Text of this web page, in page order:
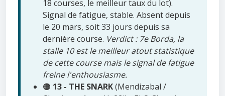
18 courses, le meilleur taux du lot).
Signal de fatigue, stable. Absent depuis
le 20 mars, soit 33 jours depuis sa
dernière course. Verdict : 7e Borda, la
stalle 10 est le meilleur atout statistique
de cette course mais le signal de fatigue
freine l'enthousiasme.
🟠 13 - THE SNARK(Mendizabal /